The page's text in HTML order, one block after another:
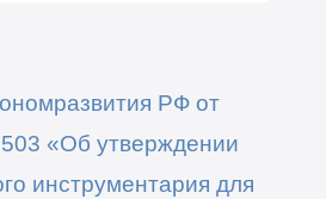
РФ от
«Об утверждении
инструментария для